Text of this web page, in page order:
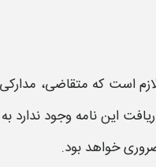
است که متقاضی،
ایننامه وجود ندارد
خواهد بود.